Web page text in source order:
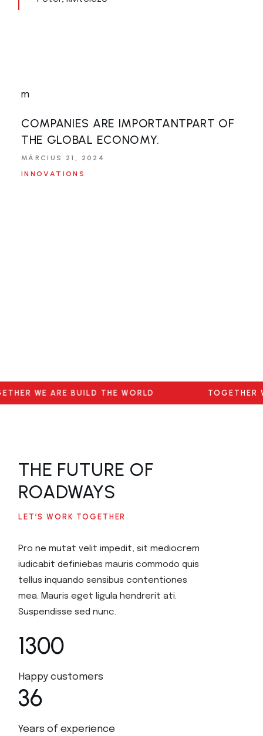
COMPANIES ARE IMPORTANTPART OF
THE GLOBAL ECONOMY.
MÁRCIUS 21, 2024
INNOVATIONS
WE ARE BUILD THE WORLD TOGETHER
THE FUTURE OF
ROADWAYS
LET’S WORK TOGETHER
Pro ne mutat velit impedit, sit mediocrem
iudicabit definiebas mauris commodo quis
tellus inquando sensibus contentiones
mea. Mauris eget ligula hendrerit ati.
Suspendisse sed nunc.
1300
Happy customers
36
Years of experience